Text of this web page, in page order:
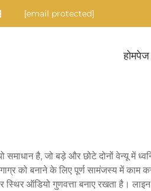
[email protected]
होमपेज
समाधान है, जो बड़े और छोटे दोनों वेन्यू में
को बनाने के लिए पूर्ण सामंजस्य में
पर स्थिर ऑडियो गुणवत्ता बनाए रखता